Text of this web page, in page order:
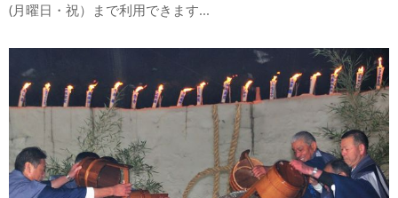
(月曜日・祝）まで利用できます...